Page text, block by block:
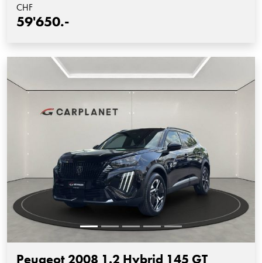
CHF
59'650.-
Peugeot 2008 1.2 Hybrid 145 GT